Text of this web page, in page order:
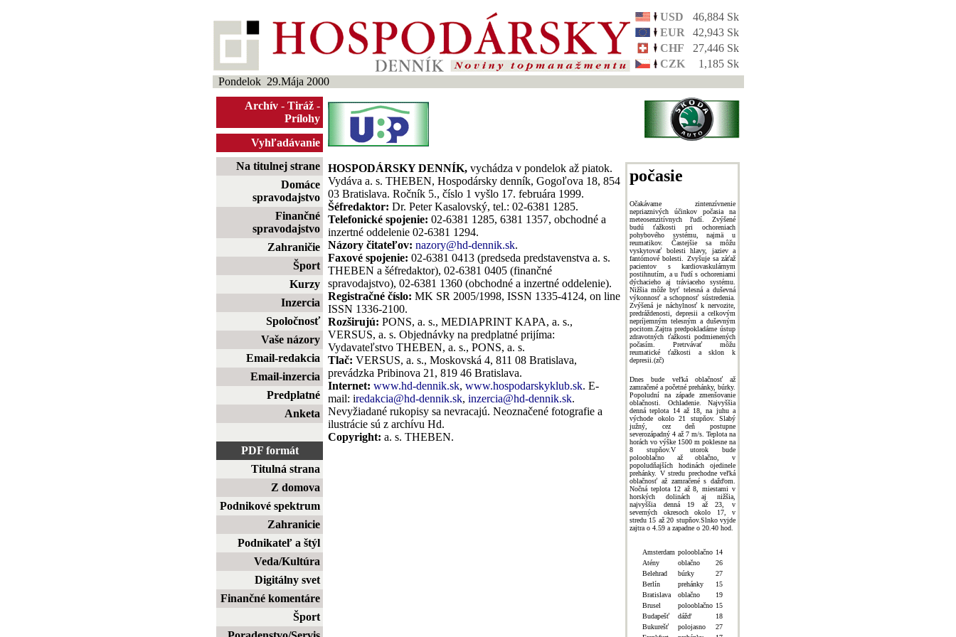
USD
46,884 Sk
EUR
42,943 Sk
CHF
27,446 Sk
CZK
1,185 Sk
Pondelok 29.Mája 2000
Archív - Tiráž -
Prílohy
Vyhľadávanie
Na titulnej strane
Domáce
spravodajstvo
Finančné
spravodajstvo
Zahraničie
Šport
Kurzy
Inzercia
Spoločnosť
Vaše názory
Email-redakcia
Email-inzercia
Predplatné
Anketa
PDF formát
Titulná strana
Z domova
Podnikové spektrum
Zahranicie
Podnikateľ a štýl
Veda/Kultúra
Digitálny svet
Finančné komentáre
Šport
HOSPODÁRSKY DENNÍK, vychádza v pondelok až piatok.
Vydáva a. s. THEBEN, Hospodársky denník, Gogoľova 18, 854
03 Bratislava. Ročník 5., číslo 1 vyšlo 17. februára 1999.
Šéfredaktor: Dr. Peter Kasalovský, tel.: 02-6381 1285.
Telefonické spojenie: 02-6381 1285, 6381 1357, obchodné a
inzertné oddelenie 02-6381 1294.
Názory čitateľov: nazory@hd-dennik.sk.
Faxové spojenie: 02-6381 0413 (predseda predstavenstva a. s.
THEBEN a šéfredaktor), 02-6381 0405 (finančné
spravodajstvo), 02-6381 1360 (obchodné a inzertné oddelenie).
Registračné číslo: MK SR 2005/1998, ISSN 1335-4124, on line
ISSN 1336-2100.
Rozširujú: PONS, a. s., MEDIAPRINT KAPA, a. s.,
VERSUS, a. s. Objednávky na predplatné prijíma:
Vydavateľstvo THEBEN, a. s., PONS, a. s.
Tlač: VERSUS, a. s., Moskovská 4, 811 08 Bratislava,
prevádzka Pribinova 21, 819 46 Bratislava.
Internet: www.hd-dennik.sk, www.hospodarskyklub.sk. E-
mail: iredakcia@hd-dennik.sk, inzercia@hd-dennik.sk.
Nevyžiadané rukopisy sa nevracajú. Neoznačené fotografie a
ilustrácie sú z archívu Hd.
Copyright: a. s. THEBEN.
počasie
Očakávame zintenzívnenie
nepriaznivých účinkov počasia na
meteosenzitívnych ľudí. Zvýšené
budú ťažkosti pri ochoreniach
pohybového systému, najmä u
reumatikov. Častejšie sa môžu
vyskytovať bolesti hlavy, jaziev a
fantómové bolesti. Zvyšuje sa záťaž
pacientov s kardiovaskulárnym
postihnutím, a u ľudí s ochoreniami
dýchacieho aj tráviaceho systému.
Nižšia môže byť telesná a duševná
výkonnosť a schopnosť sústredenia.
Zvýšená je náchylnosť k nervozite,
predráždenosti, depresii a celkovým
nepríjemným telesným a duševným
pocitom.Zajtra predpokladáme ústup
zdravotných ťažkosti podmienených
počasím. Pretrvávať môžu
reumatické ťažkosti a sklon k
depresii.(zč)
Dnes bude veľká oblačnosť až
zamračené a početné prehánky, búrky.
Popoludní na západe zmenšovanie
oblačnosti. Ochladenie. Najvyššia
denná teplota 14 až 18, na juhu a
východe okolo 21 stupňov. Slabý
južný, cez deň postupne
severozápadný 4 až 7 m/s. Teplota na
horách vo výške 1500 m poklesne na
8 stupňov.V utorok bude
polooblačno až oblačno, v
popoludňajších hodinách ojedinele
prehánky. V stredu prechodne veľká
oblačnosť až zamračené s dažďom.
Nočná teplota 12 až 8, miestami v
horských dolinách aj nižšia,
najvyššia denná 19 až 23, v
severných okresoch okolo 17, v
stredu 15 až 20 stupňov.Slnko vyjde
zajtra o 4.59 a zapadne o 20.40 hod.
Amsterdam polooblačno 14
Atény
oblačno
26
Belehrad
búrky
27
Berlín
prehánky
15
Bratislava
oblačno
19
Brusel
polooblačno 15
Budapešť
dážď
18
Bukurešť
polojasno
27